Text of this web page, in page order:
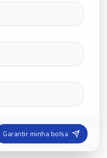
Garantir minha bolsa